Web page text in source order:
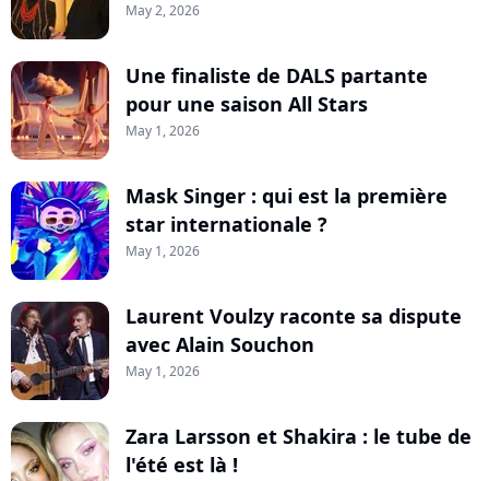
May 2, 2026
Une finaliste de DALS partante
pour une saison All Stars
May 1, 2026
Mask Singer : qui est la première
star internationale ?
May 1, 2026
Laurent Voulzy raconte sa dispute
avec Alain Souchon
May 1, 2026
Zara Larsson et Shakira : le tube de
l'été est là !